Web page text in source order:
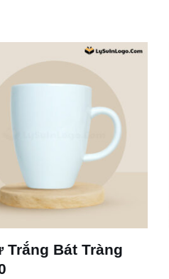
Trắng Bát Tràng